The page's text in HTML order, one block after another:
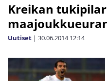
Kreikan
Uutiset | 30.06.2014 12:14